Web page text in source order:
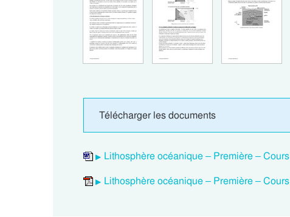
Télécharger les documents
Lithosphère océanique – Première – Cours
Lithosphère océanique – Première – Cours